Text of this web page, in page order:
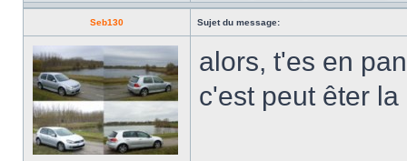
Seb130 Sujet du message:
alors, t'es en
c'est peut êter